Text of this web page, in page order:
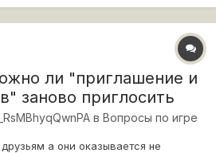
ли "приглашение и
заново приглосить
в Вопросы по игре
а они оказывается не